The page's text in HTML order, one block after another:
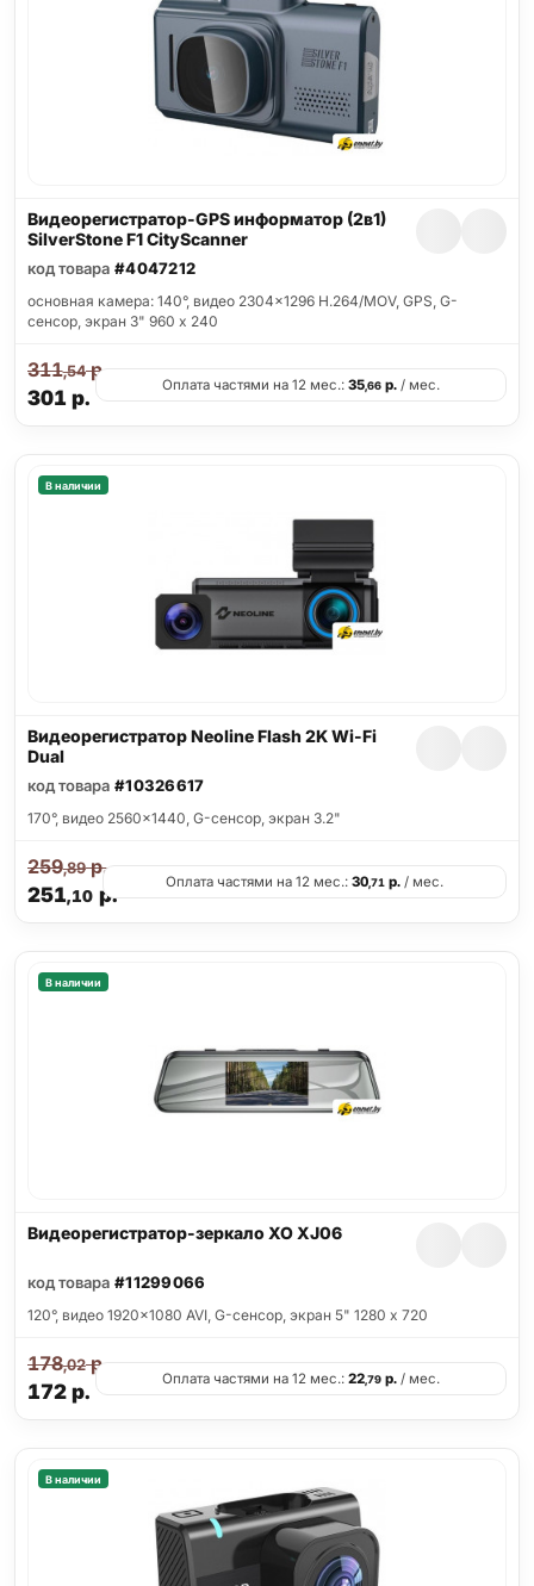
Видеорегистратор-GPS информатор (2в1)
SilverStone F1 CityScanner
код товара #4047212
основная камера: 140°, видео 2304x1296 H.264/MOV, GPS, G-
сенсор, экран 3" 960 x 240
301 р.
311,54р.
Оплата частями на 12 мес.: 35,66р./ мес.
В наличии
Видеорегистратор Neoline Flash 2K Wi-Fi
Dual
код товара #10326617
170°, видео 2560x1440, G-сенсор, экран 3.2"
251,10р.
259,89р.
Оплата частями на 12 мес.: 30,71 р. / мес.
В наличии
Видеорегистратор-зеркало XO XJ06
код товара #11299066
120°, видео 1920x1080 AVI, G-сенсор, экран 5" 1280 x 720
172р.
178,02р.
Оплата частями на 12 мес.: 22,79р./ мес.
В наличии